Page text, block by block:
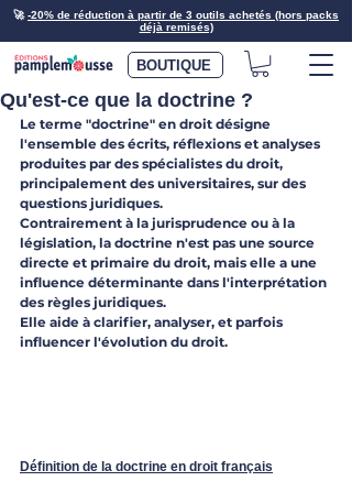
🚀-20% de réduction à partir de 3 outils achetés (hors packs
déjà remisés)
BOUTIQUE
Qu'est-ce que la doctrine ?
Le terme "doctrine" en droit désigne
l'ensemble des écrits, réflexions et analyses
produites par des spécialistes du droit,
principalement des universitaires, sur des
questions juridiques.
Contrairement à la jurisprudence ou à la
législation, la doctrine n'est pas une source
directe et primaire du droit, mais elle a une
influence déterminante dans l'interprétation
des règles juridiques.
Elle aide à clarifier, analyser, et parfois
influencer l'évolution du droit.
Définition de la doctrine en droit français